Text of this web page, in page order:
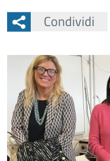
Condividi